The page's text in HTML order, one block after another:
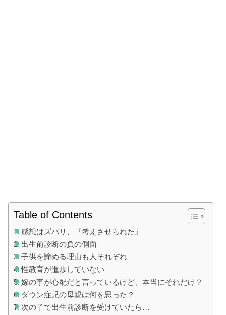
Table of Contents
感想はズバリ、『考えさせられた』
出生前診断の負の側面
子供を諦める理由も人それぞれ
性教育が進歩していない
嫁の事が心配だと言っているけど、本当にそれだけ？
ダウン症児の母親は何を思った？
次の子で出生前診断を受けていたら…